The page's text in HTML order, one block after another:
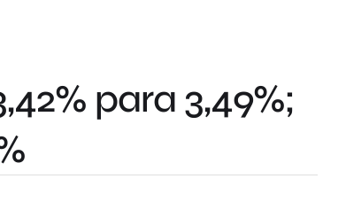
para 3,49%;